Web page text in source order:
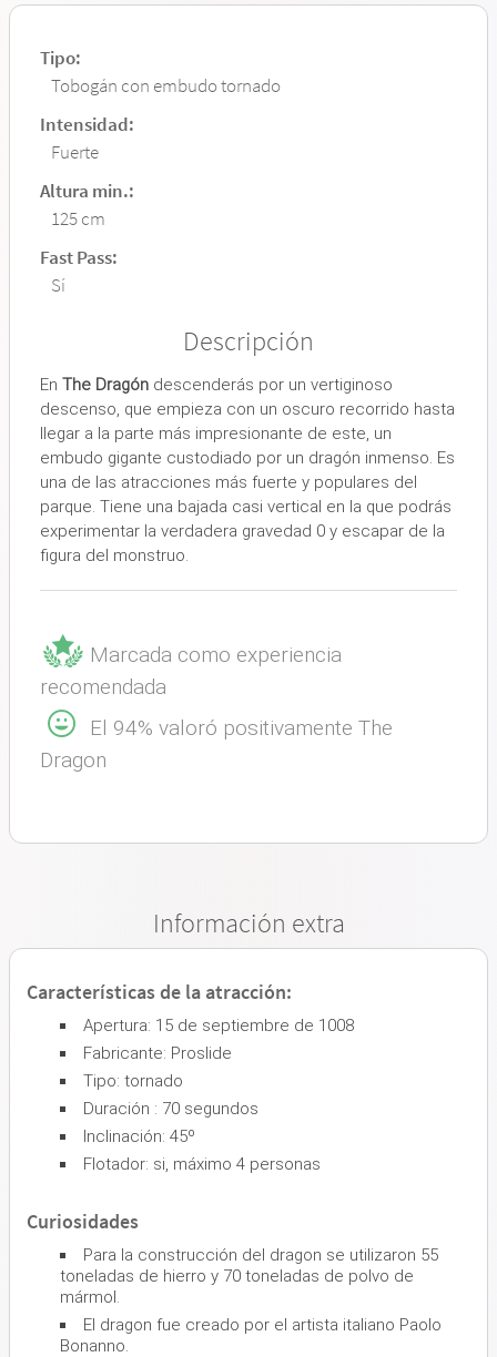
Tipo:
Tobogán con embudo tornado
Intensidad:
Fuerte
Altura min.:
125 cm
Fast Pass:
Sí
Descripción
En The Dragón descenderás por un vertiginoso
descenso, que empieza con un oscuro recorrido hasta
llegar a la parte más impresionante de este, un
embudo gigante custodiado por un dragón inmenso. Es
una de las atracciones más fuerte y populares del
parque. Tiene una bajada casi vertical en la que podrás
experimentar la verdadera gravedad 0 y escapar de la
figura del monstruo.
Marcada como experiencia
recomendada
El 94% valoró positivamente The
Dragon
Información extra
Características de la atracción:
Apertura: 15 de septiembre de 1008
Fabricante: Proslide
Tipo: tornado
Duración : 70 segundos
Inclinación: 45º
Flotador: si, máximo 4 personas
Curiosidades
Para la construcción del dragon se utilizaron 55
toneladas de hierro y 70 toneladas de polvo de
mármol.
El dragon fue creado por el artista italiano Paolo
Bonanno.